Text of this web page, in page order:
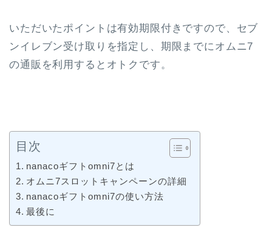
いただいたポイントは有効期限付きですので、セブ
ンイレブン受け取りを指定し、期限までにオムニ7
の通販を利用するとオトクです。
目次
nanacoギフトomni7とは
オムニ7スロットキャンペーンの詳細
nanacoギフトomni7の使い方法
最後に